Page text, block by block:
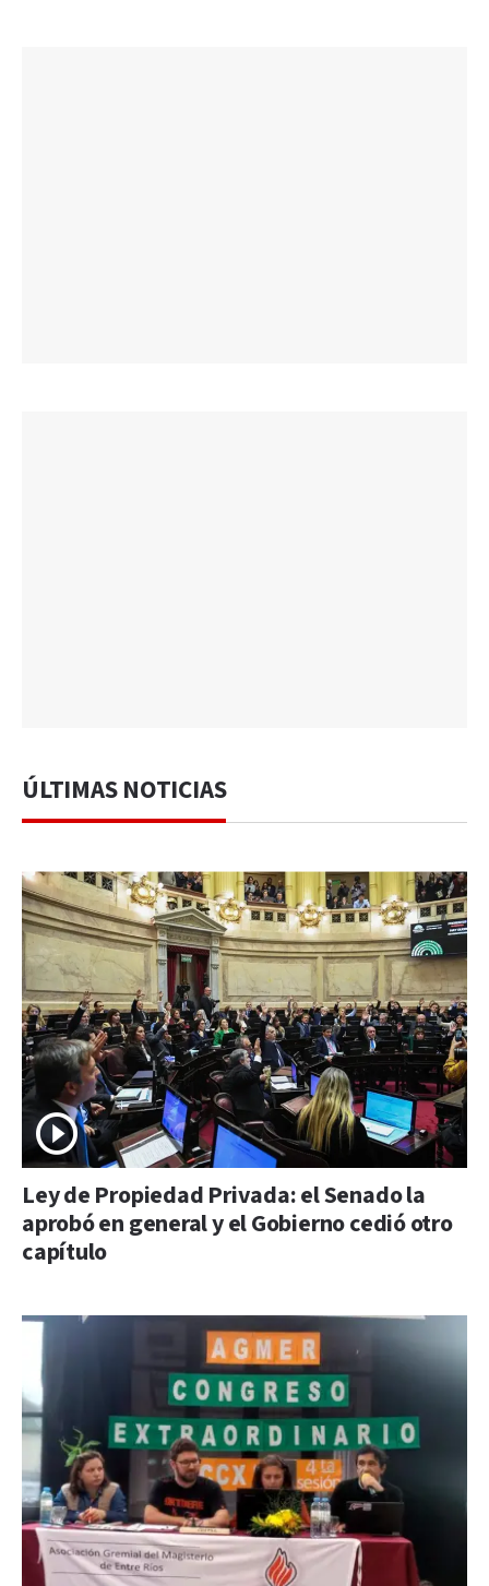
ÚLTIMAS NOTICIAS
Ley de Propiedad Privada: el Senado la
aprobó en general y el Gobierno cedió otro
capítulo